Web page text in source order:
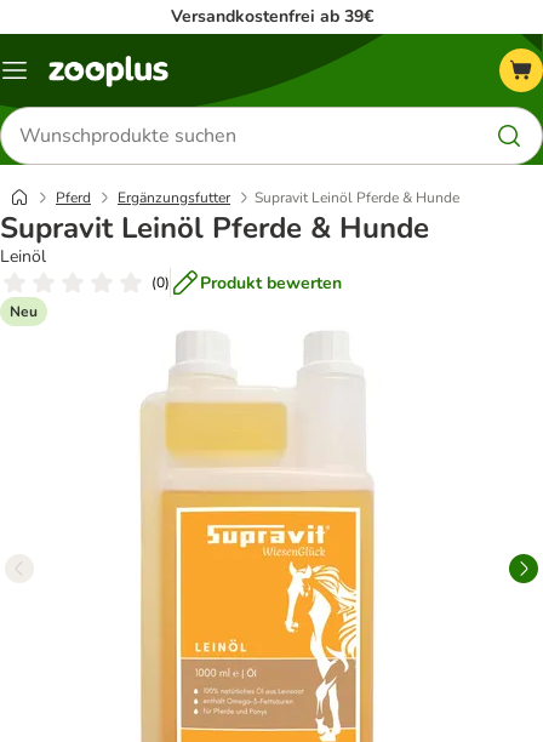
Versandkostenfrei ab 39€
Menü
Produkte
suchen
Pferd Ergänzungsfutter Supravit Leinöl Pferde & Hunde
Supravit Leinöl Pferde & Hunde
Leinöl
(0) Produkt bewerten
Neu